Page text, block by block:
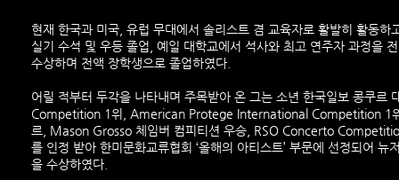
현재 한국과 미국, 유럽 무대에서 솔리스트 겸 교육자로 활발히 활동
실기 수석 및 우등 졸업, 예일 대학교에서 석사와 최고 연주자 과정
수상하며 전액 장학생으로 졸업하였다.
어릴 적부터 두각을 나타내며 주목받아 온 그는 소년 한국일보 콩쿠
Competition 1위, American Protege International Competition 1위
르, Mason Grosso 체임버 컴피티션 우승, RSO Concerto
를 인정 받아 한미문화교류협회 ‘올해의 아티스트’ 부문에 선정되어
을 수상하였다.